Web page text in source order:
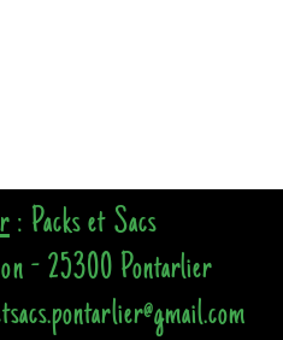
: Packs et Sacs
- 25300 Pontarlier